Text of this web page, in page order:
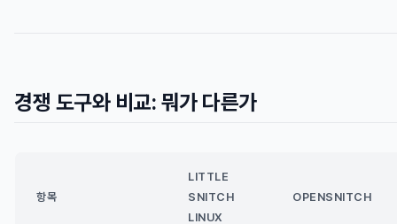
경쟁 도구와 비교: 뭐가 다른가
항목
LITTLE
SNITCH
LINUX
OPENSNITCH